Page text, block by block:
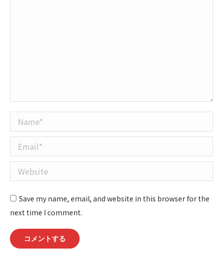
Name *
Email *
Website
Save my name, email, and website in this browser for the
next time I comment.
コメントする